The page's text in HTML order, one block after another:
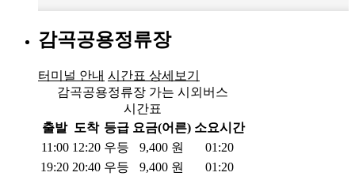
감곡공용정류장
터미널 안내 시간표 상세보기
감곡공용정류장 가는 시외버스
시간표
출발 도착 등급 요금(어른) 소요시간
11:00 12:20 우등 9,400 원
01:20
19:20 20:40 우등 9,400 원 01:20